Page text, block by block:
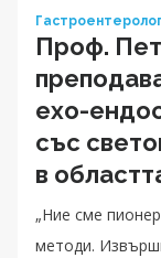
Проф.
ехо-
със
в
„Ние сме
методи.